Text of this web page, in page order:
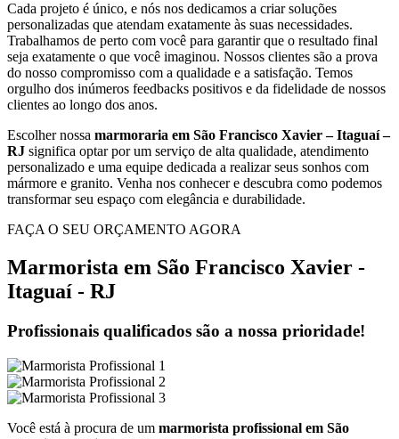
Cada projeto é único, e nós nos dedicamos a criar soluções
personalizadas que atendam exatamente às suas necessidades.
Trabalhamos de perto com você para garantir que o resultado final
seja exatamente o que você imaginou. Nossos clientes são a prova
do nosso compromisso com a qualidade e a satisfação. Temos
orgulho dos inúmeros feedbacks positivos e da fidelidade de nossos
clientes ao longo dos anos.
Escolher nossa marmoraria em São Francisco Xavier – Itaguaí –
RJ significa optar por um serviço de alta qualidade, atendimento
personalizado e uma equipe dedicada a realizar seus sonhos com
mármore e granito. Venha nos conhecer e descubra como podemos
transformar seu espaço com elegância e durabilidade.
FAÇA O SEU ORÇAMENTO AGORA
Marmorista em São Francisco Xavier -
Itaguaí - RJ
Profissionais qualificados são a nossa prioridade!
Você está à procura de um marmorista profissional em São